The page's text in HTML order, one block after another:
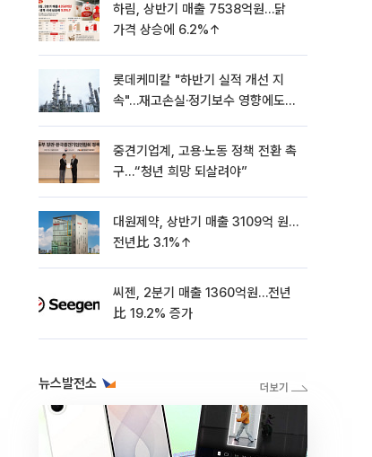
하림, 상반기 매출 7538억원…닭
가격 상승에 6.2%↑
롯데케미칼 "하반기 실적 개선 지
속"…재고손실·정기보수 영향에도
중견기업계, 고용·노동 정책 전환 촉
구…“청년 희망 되살려야”
대원제약, 상반기 매출 3109억 원…
전년比 3.1%↑
씨젠, 2분기 매출 1360억원…전년
比 19.2% 증가
뉴스발전소